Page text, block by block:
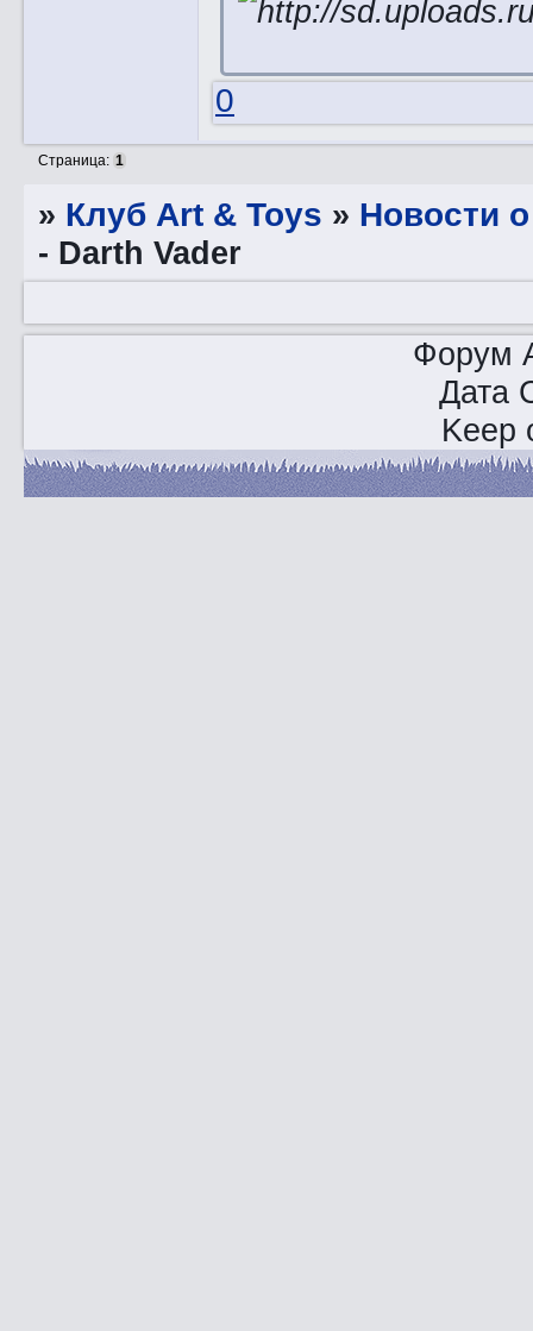
0
Страница: 1
» Клуб Art & Toys » Новости
- Darth Vader
Форум
Дата
Keep